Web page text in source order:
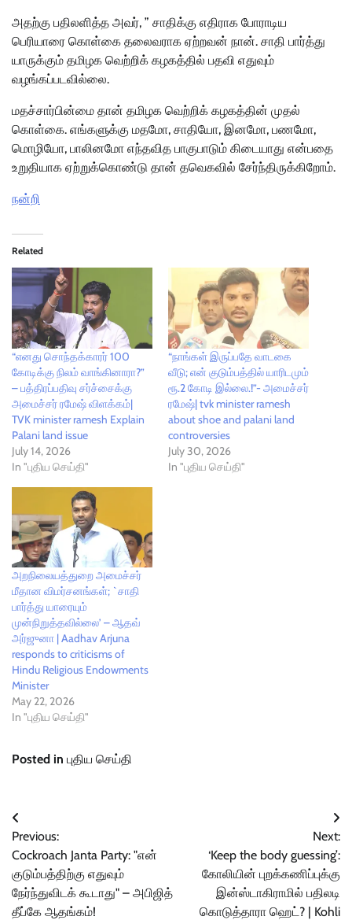
அதற்கு பதிலளித்த அவர், ” சாதிக்கு எதிராக போராடிய
பெரியாரை கொள்கை தலைவராக ஏற்றவன் நான். சாதி பார்த்து
யாருக்கும் தமிழக வெற்றிக் கழகத்தில் பதவி எதுவும்
வழங்கப்படவில்லை.
மதச்சார்பின்மை தான் தமிழக வெற்றிக் கழகத்தின் முதல்
கொள்கை. எங்களுக்கு மதமோ, சாதியோ, இனமோ, பணமோ,
மொழியோ, பாலினமோ எந்தவித பாகுபாடும் கிடையாது என்பதை
உறுதியாக ஏற்றுக்கொண்டு தான் தவெகவில் சேர்ந்திருக்கிறோம்.
நன்றி
Related
“எனது சொந்தக்காரர் 100
கோடிக்கு நிலம் வாங்கினாரா?”
– பத்திரப்பதிவு சர்ச்சைக்கு
அமைச்சர் ரமேஷ் விளக்கம்|
TVK minister ramesh Explain
Palani land issue
July 14, 2026
In "புதிய செய்தி"
“நாங்கள் இருப்பதே வாடகை
வீடு; என் குடும்பத்தில் யாரிடமும்
ரூ.2 கோடி இல்லை.!”- அமைச்சர்
ரமேஷ்| tvk minister ramesh
about shoe and palani land
controversies
July 30, 2026
In "புதிய செய்தி"
அறநிலையத்துறை அமைச்சர்
மீதான விமர்சனங்கள்; `சாதி
பார்த்து யாரையும்
முன்நிறுத்தவில்லை’ – ஆதவ்
அர்ஜுனா | Aadhav Arjuna
responds to criticisms of
Hindu Religious Endowments
Minister
May 22, 2026
In "புதிய செய்தி"
Posted in புதிய செய்தி
Post
navigation
Previous:
Cockroach Janta Party: "என்
குடும்பத்திற்கு எதுவும்
நேர்ந்துவிடக் கூடாது" – அபிஜித்
தீப்கே ஆதங்கம்!
Next:
‘Keep the body guessing’:
கோலியின் புறக்கணிப்புக்கு
இன்ஸ்டாகிராமில் பதிலடி
கொடுத்தாரா ஹெட்? | Kohli